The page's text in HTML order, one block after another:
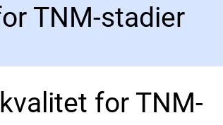
TNM-stadier
for TNM-